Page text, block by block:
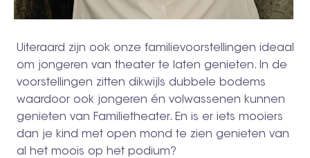
Uiteraard zijn ook onze familievoorstellingen ideaal
om jongeren van theater te laten genieten. In de
voorstellingen zitten dikwijls dubbele bodems
waardoor ook jongeren én volwassenen kunnen
genieten van Familietheater. En is er iets mooiers
dan je kind met open mond te zien genieten van
al het moois op het podium?